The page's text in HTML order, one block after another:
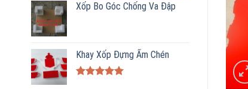
Xốp Bo Góc Chống Va Đập
Khay Xốp Đựng Ấm Chén